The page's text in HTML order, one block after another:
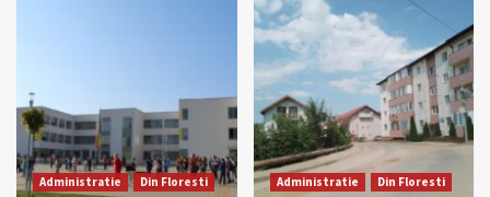
Administratie
Din Floresti
Administratie
Din Floresti